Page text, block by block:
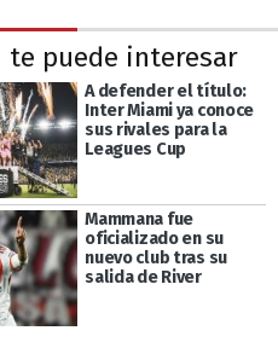
te puede interesar
A defender el título:
Inter Miami ya conoce
sus rivales para la
Leagues Cup
Mammana fue
oficializado en su
nuevo club tras su
salida de River